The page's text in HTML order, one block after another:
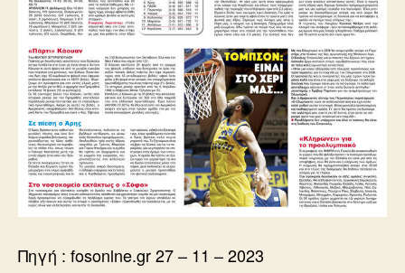
Πηγή : fosonlne.gr 27 – 11 – 2023